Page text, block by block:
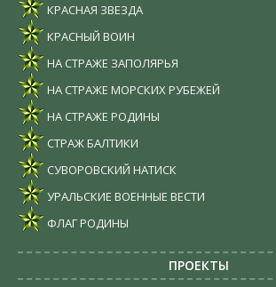
КРАСНАЯ ЗВЕЗДА
КРАСНЫЙ ВОИН
НА СТРАЖЕ ЗАПОЛЯРЬЯ
НА СТРАЖЕ МОРСКИХ РУБЕЖЕЙ
НА СТРАЖЕ РОДИНЫ
СТРАЖ БАЛТИКИ
СУВОРОВСКИЙ НАТИСК
УРАЛЬСКИЕ ВОЕННЫЕ ВЕСТИ
ФЛАГ РОДИНЫ
ПРОЕКТЫ